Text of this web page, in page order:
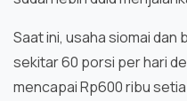
Saat ini, usaha siomai
sekitar 60 porsi per hari
mencapai Rp600 ribu